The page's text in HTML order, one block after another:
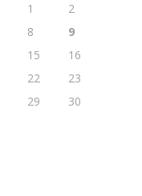
1
2
8
9
15
16
22
23
29
30